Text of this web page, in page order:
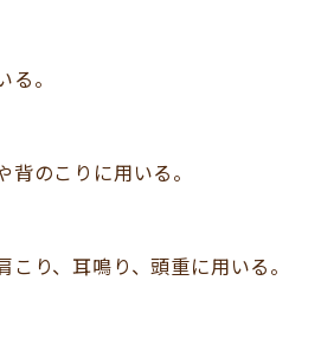
。
のこりに用いる。
り、耳鳴り、頭重に用いる。